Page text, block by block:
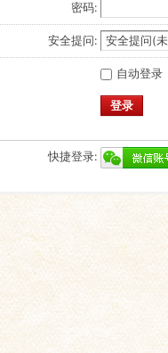
密码:
安全提问:
自动登录
登录
快捷登录: